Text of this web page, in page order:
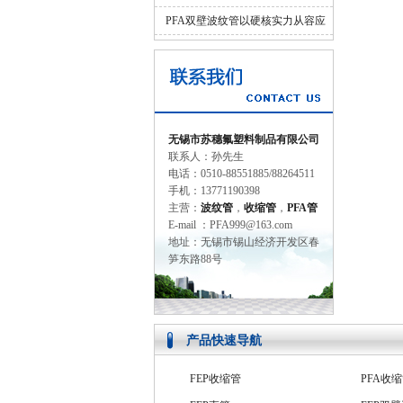
并济的科学设计
PFA双壁波纹管以硬核实力从容应
对工业苛刻环境
无锡市苏穗氟塑料制品有限公司
联系人：孙先生
电话：0510-88551885/88264511
手机：13771190398
主营： 波纹管， 收缩管， PFA管
E-mail ：PFA999@163.com
地址：无锡市锡山经济开发区春
笋东路88号
产品快速导航
FEP收缩管 PFA收
FEP直管 FEP双壁